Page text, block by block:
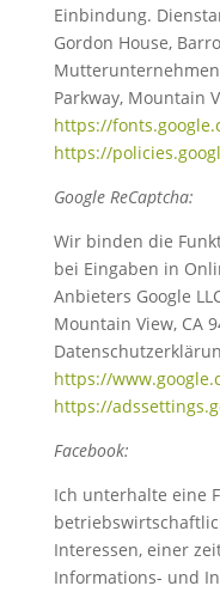
Einbindung.
Gordon House,
Parkway, Mountain
https://
https://
Google ReCaptcha:
Wir binden die
bei Eingaben in
Anbieters Google
Mountain View, CA
https://
https://
Facebook:
Ich unterhalte eine
Interessen, einer
Informations- und